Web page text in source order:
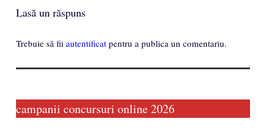
Lasă un răspuns
Trebuie să fii autentificat pentru a publica un comentariu.
campanii concursuri online 2026